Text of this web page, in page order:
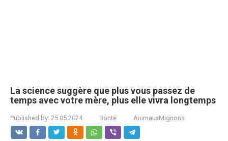
La science suggère que plus vous passez de
temps avec votre mère, plus elle vivra longtemps
Published by: 25.05.2024 Bonté AnimauxMignons